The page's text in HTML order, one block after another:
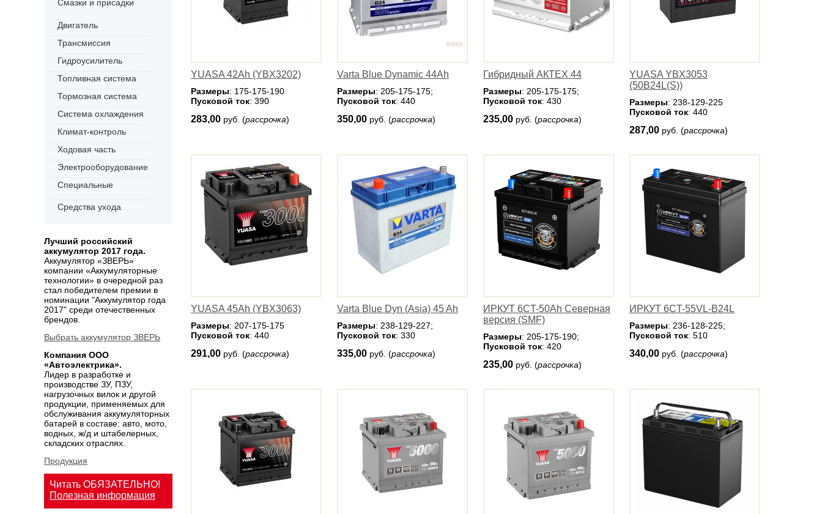
YUASA 42Ah (YBX3202)
Размеры: 175-175-190
Пусковой ток: 390
283,00 руб. (рассрочка)
Varta Blue Dynamic 44Ah
Размеры: 205-175-175;
Пусковой ток: 440
350,00 руб. (рассрочка)
Гибридный АКТЕХ 44
Размеры: 205-175-175;
Пусковой ток: 430
235,00 руб. (рассрочка)
YUASA YBX3053
(50B24L(S))
Размеры: 238-129-225
Пусковой ток: 440
287,00 руб. (рассрочка)
YUASA 45Ah (YBX3063)
Размеры: 207-175-175
Пусковой ток: 440
291,00 руб. (рассрочка)
Varta Blue Dyn (Asia) 45 Ah
Размеры: 238-129-227;
Пусковой ток: 330
335,00 руб. (рассрочка)
ИРКУТ 6CT-50Ah Северная
версия (SMF)
Размеры: 205-175-190;
Пусковой ток: 420
235,00 руб. (рассрочка)
ИРКУТ 6CT-55VL-B24L
Размеры: 236-128-225;
Пусковой ток: 510
340,00 руб. (рассрочка)
Смазки и присадки
Двигатель
Трансмиссия
Гидроусилитель
Топливная система
Тормозная система
Система охлаждения
Климат-контроль
Ходовая часть
Электрооборудование
Специальные
Средства ухода
Лучший российский
аккумулятор 2017 года.
Аккумулятор «ЗВЕРЬ»
компании «Аккумуляторные
технологии» в очередной раз
стал победителем премии в
номинации "Аккумулятор года
2017" среди отечественных
брендов.
Выбрать аккумулятор ЗВЕРЬ
Компания ООО
«Автоэлектрика».
Лидер в разработке и
производстве ЗУ, ПЗУ,
нагрузочных вилок и другой
продукции, применяемых для
обслуживания аккумуляторных
батарей в составе: авто, мото,
водных, ж/д и штабелерных,
складских отраслях.
Продукция
Читать ОБЯЗАТЕЛЬНО!
Полезная информация